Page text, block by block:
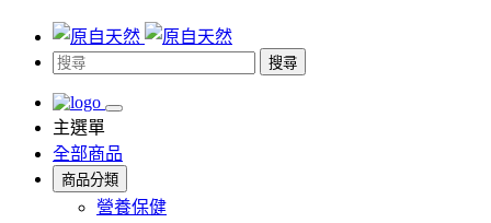
搜尋
主選單
全部商品
商品分類
營養保健